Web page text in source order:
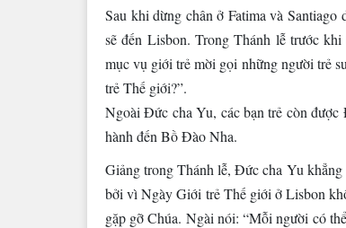
Sau khi dừng chân ở Fatima và
sẽ đến Lisbon. Trong Thánh lễ trước
mục vụ giới trẻ mời gọi những người trẻ
trẻ Thế giới?”.
Ngoài Đức cha Yu, các bạn trẻ còn
hành đến Bồ Đào Nha.
Giảng trong Thánh lễ, Đức cha Yu khẳng
bởi vì Ngày Giới trẻ Thế giới ở Lisbon
gặp gỡ Chúa. Ngài nói: “Mỗi người có